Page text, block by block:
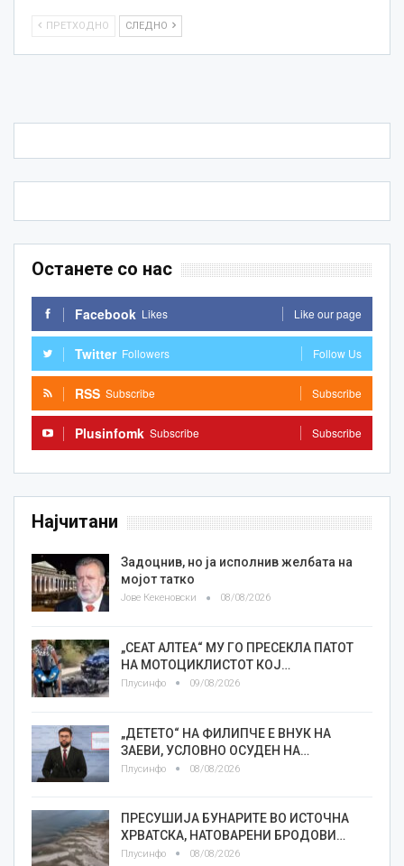
ПРЕТХОДНО СЛЕДНО
Останете со нас
Facebook Likes Like our page
Twitter Followers Follow Us
RSS Subscribe Subscribe
Plusinfomk Subscribe Subscribe
Најчитани
Задоцнив, но ја исполнив желбата на
мојот татко
Јове Кекеновски 08/08/2026
„СЕАТ АЛТЕА“ МУ ГО ПРЕСЕКЛА ПАТОТ
НА МОТОЦИКЛИСТОТ КОЈ…
Плусинфо 09/08/2026
„ДЕТЕТО“ НА ФИЛИПЧЕ Е ВНУК НА
ЗАЕВИ, УСЛОВНО ОСУДЕН НА…
Плусинфо 08/08/2026
ПРЕСУШИЈА БУНАРИТЕ ВО ИСТОЧНА
ХРВАТСКА, НАТОВАРЕНИ БРОДОВИ…
Плусинфо 08/08/2026